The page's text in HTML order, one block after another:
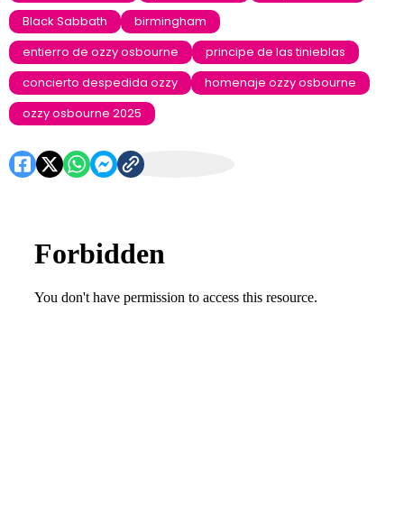
Black Sabbath
birmingham
entierro de ozzy osbourne
principe de las tinieblas
concierto despedida ozzy
homenaje ozzy osbourne
ozzy osbourne 2025